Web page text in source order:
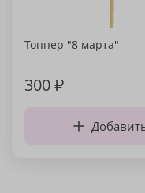
Топпер "8 марта"
300₽